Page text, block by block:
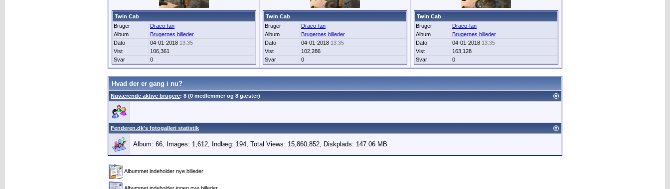
Twin Cab
Bruger
Draco-fan
Album
Brugernes billeder
Dato
04-01-2018 13:35
Vist
106,361
Svar
0
Twin Cab
Bruger
Draco-fan
Album
Brugernes billeder
Dato
04-01-2018 13:35
Vist
102,286
Svar
0
Twin Cab
Bruger
Draco-fan
Album
Brugernes billeder
Dato
04-01-2018 13:35
Vist
163,128
Svar
0
Hvad der er gang i nu?
Nuværende aktive brugere: 8 (0 medlemmer og 8 gæster)
Fenderen.dk's fotogalleri statistik
Album: 66, Images: 1,612, Indlæg: 194, Total Views: 15,860,852, Diskplads: 147.06 MB
Albummet indeholder nye billeder